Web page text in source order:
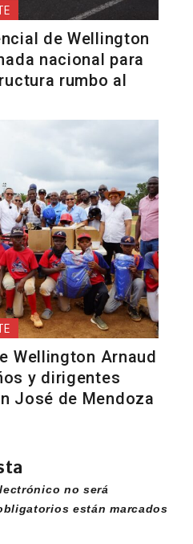
de Wellington
nacional para
rumbo al
Wellington Arnaud
y dirigentes
José de Mendoza
no será
están marcados